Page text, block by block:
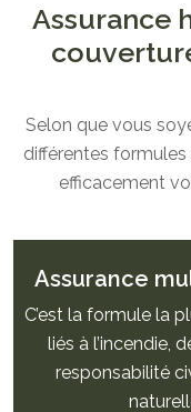
Assurance
Selon que vous
différentes formules
efficacement
Assurance
C’est la formule la
liés à l’incendie,
responsabilité